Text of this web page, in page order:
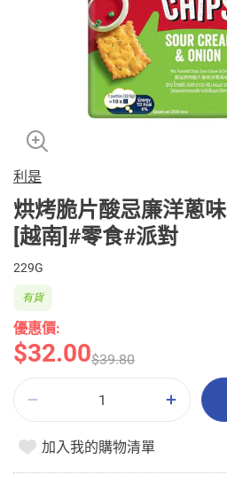
利是
烘烤脆片酸忌廉洋蔥味
[越南]#零食#派對
229G
優惠價:
$32.00$39.80
有貨
加入我的購物清單